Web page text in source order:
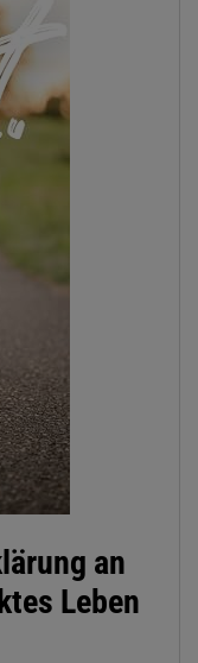
an
Leben